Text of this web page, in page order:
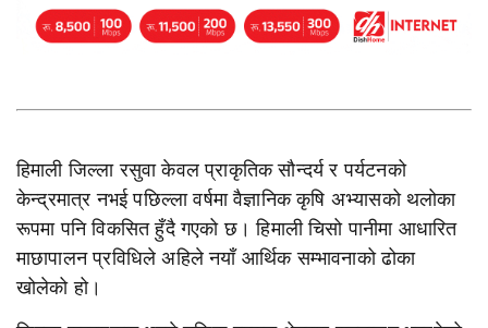
हिमाली जिल्ला रसुवा केवल प्राकृतिक सौन्दर्य र पर्यटनको
केन्द्रमात्र नभई पछिल्ला वर्षमा वैज्ञानिक कृषि अभ्यासको थलोका
रूपमा पनि विकसित हुँदै गएको छ। हिमाली चिसो पानीमा आधारित
माछापालन प्रविधिले अहिले नयाँ आर्थिक सम्भावनाको ढोका
खोलेको हो।